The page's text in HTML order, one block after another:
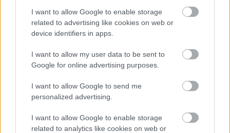
I want to allow Google to enable storage
related to advertising like cookies on web or
device identifiers in apps.
I want to allow my user data to be sent to
Google for online advertising purposes.
I want to allow Google to send me
personalized advertising.
I want to allow Google to enable storage
related to analytics like cookies on web or
Zeon
Sziasztok! Csak nekem üres a post? Amúgy